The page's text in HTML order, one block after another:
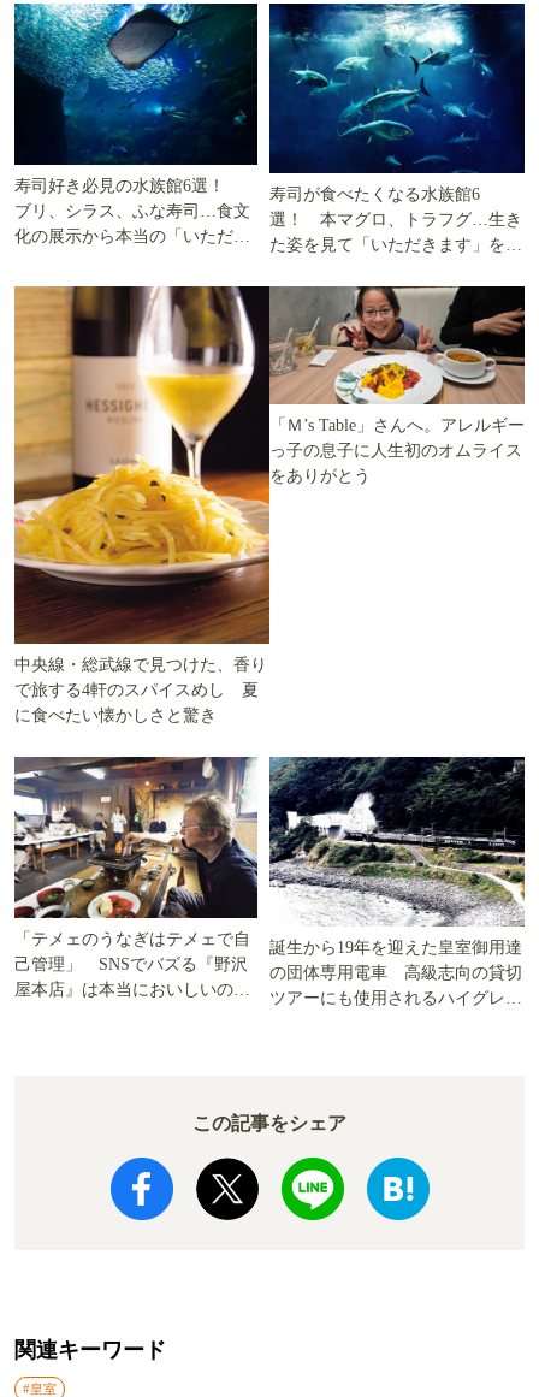
寿司好き必見の水族館6選！
ブリ、シラス、ふな寿司…食文
化の展示から本当の「いただき
寿司が食べたくなる水族館6
選！ 本マグロ、トラフグ…生き
た姿を見て「いただきます」を考
中央線・総武線で見つけた、香り
で旅する4軒のスパイスめし 夏
に食べたい懐かしさと驚き
「Ｍ’s Table」さんへ。アレルギー
っ子の息子に人生初のオムライス
をありがとう
「テメェのうなぎはテメェで自
己管理」 SNSでバズる『野沢
屋本店』は本当においしいの
誕生から19年を迎えた皇室御用達
の団体専用電車 高級志向の貸切
ツアーにも使用されるハイグレー
この記事をシェア
関連キーワード
#皇室